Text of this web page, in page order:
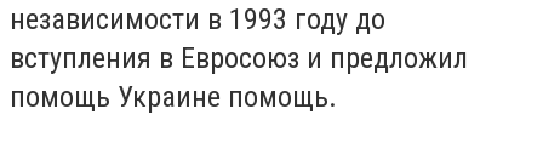
независимости в 1993 году до
вступления в Евросоюз и предложил
помощь Украине помощь.